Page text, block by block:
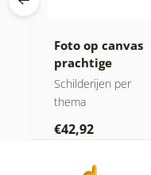
Foto op canvas
prachtige
bergtop in zwart-
wit
Schilderijen per
thema
€42,92